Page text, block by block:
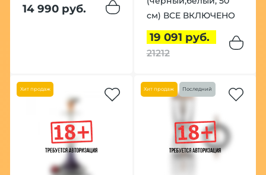
14 990 руб.
см) ВСЕ ВКЛЮЧЕНО
19 091 руб.
21212
Хит продаж Хит продаж Последний